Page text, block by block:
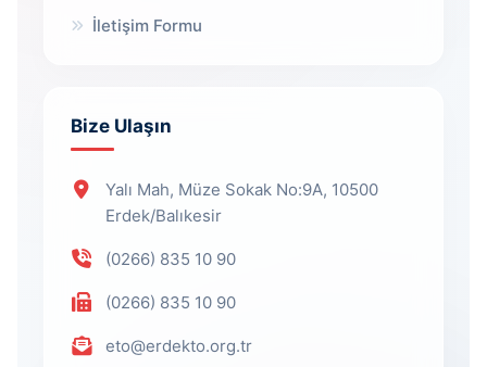
İletişim Formu
Bize Ulaşın
Yalı Mah, Müze Sokak No:9A, 10500
Erdek/Balıkesir
(0266) 835 10 90
(0266) 835 10 90
eto@erdekto.org.tr